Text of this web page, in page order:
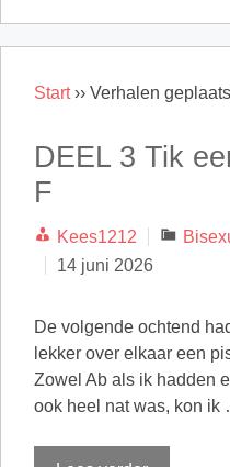
Start›› Verhalen
DEEL 3 Tik
F
Kees1212
14 juni 2026
De volgende ochtend
lekker over elkaar een
Zowel Ab als ik hadden
ook heel nat was, kon ik